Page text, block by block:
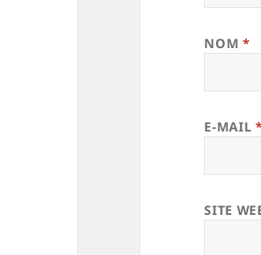
NOM *
E-MAIL
SITE